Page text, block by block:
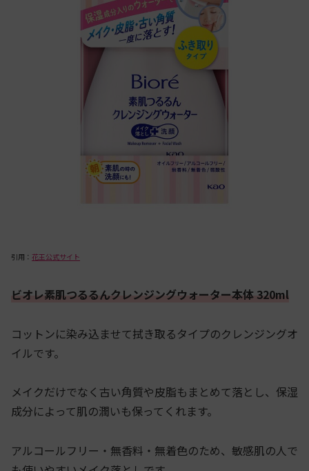
引用： 花王公式サイト
ビオレ素肌つるるんクレンジングウォーター本体 320ml
コットンに染み込ませて拭き取るタイプのクレンジングオ
イルです。
メイクだけでなく古い角質や皮脂もまとめて落とし、保湿
成分によって肌の潤いも保ってくれます。
アルコールフリー・無香料・無着色のため、敏感肌の人で